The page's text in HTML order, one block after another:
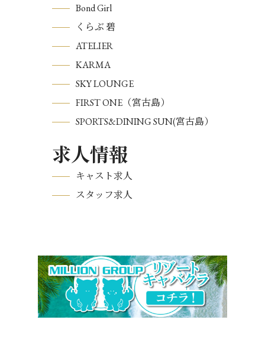
Bond Girl
くらぶ 碧
ATELIER
KARMA
SKY LOUNGE
FIRST ONE（宮古島）
SPORTS&DINING SUN(宮古島）
求人情報
キャスト求人
スタッフ求人